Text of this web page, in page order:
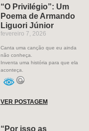
“O Privilégio”: Um
Poema de Armando
Liguori Júnior
fevereiro 7, 2026
Canta uma canção que eu ainda
não conheça.
Inventa uma história para que ela
aconteça.
VER POSTAGEM
“Por isso as